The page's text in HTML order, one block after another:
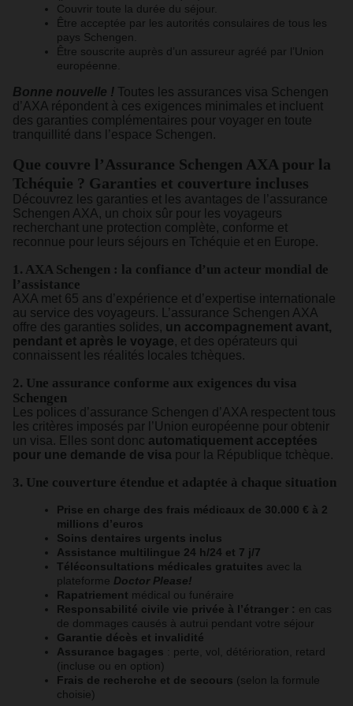
Couvrir toute la durée du séjour.
Être acceptée par les autorités consulaires de tous les
pays Schengen.
Être souscrite auprès d’un assureur agréé par l’Union
européenne.
Bonne nouvelle ! Toutes les assurances visa Schengen
d’AXA répondent à ces exigences minimales et incluent
des garanties complémentaires pour voyager en toute
tranquillité dans l’espace Schengen.
Que couvre l’Assurance Schengen AXA pour la
Tchéquie ? Garanties et couverture incluses
Découvrez les garanties et les avantages de l’assurance
Schengen AXA, un choix sûr pour les voyageurs
recherchant une protection complète, conforme et
reconnue pour leurs séjours en Tchéquie et en Europe.
1. AXA Schengen : la confiance d’un acteur mondial de
l’assistance
AXA met 65 ans d’expérience et d’expertise internationale
au service des voyageurs. L’assurance Schengen AXA
offre des garanties solides, un accompagnement avant,
pendant et après le voyage, et des opérateurs qui
connaissent les réalités locales tchèques.
2. Une assurance conforme aux exigences du visa
Schengen
Les polices d’assurance Schengen d’AXA respectent tous
les critères imposés par l’Union européenne pour obtenir
un visa. Elles sont donc automatiquement acceptées
pour une demande de visa pour la République tchèque.
3. Une couverture étendue et adaptée à chaque situation
Prise en charge des frais médicaux de 30.000 € à 2
millions d’euros
Soins dentaires urgents inclus
Assistance multilingue 24 h/24 et 7 j/7
Téléconsultations médicales gratuites avec la
plateforme Doctor Please!
Rapatriement médical ou funéraire
Responsabilité civile vie privée à l’étranger : en cas
de dommages causés à autrui pendant votre séjour
Garantie décès et invalidité
Assurance bagages : perte, vol, détérioration, retard
(incluse ou en option)
Frais de recherche et de secours (selon la formule
choisie)